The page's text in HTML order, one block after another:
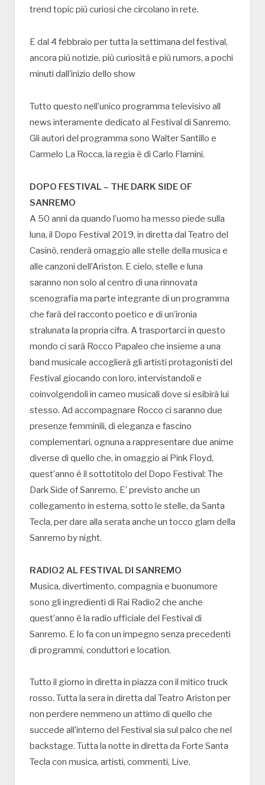
trend topic più curiosi che circolano in rete.
E dal 4 febbraio per tutta la settimana del festival,
ancora più notizie, più curiosità e più rumors, a pochi
minuti dall’inizio dello show
Tutto questo nell’unico programma televisivo all
news interamente dedicato al Festival di Sanremo.
Gli autori del programma sono Walter Santillo e
Carmelo La Rocca, la regia è di Carlo Flamini.
DOPO FESTIVAL – THE DARK SIDE OF
SANREMO
A 50 anni da quando l’uomo ha messo piede sulla
luna, il Dopo Festival 2019, in diretta dal Teatro del
Casinò, renderà omaggio alle stelle della musica e
alle canzoni dell’Ariston. E cielo, stelle e luna
saranno non solo al centro di una rinnovata
scenografia ma parte integrante di un programma
che farà del racconto poetico e di un’ironia
stralunata la propria cifra. A trasportarci in questo
mondo ci sarà Rocco Papaleo che insieme a una
band musicale accoglierà gli artisti protagonisti del
Festival giocando con loro, intervistandoli e
coinvolgendoli in cameo musicali dove si esibirà lui
stesso. Ad accompagnare Rocco ci saranno due
presenze femminili, di eleganza e fascino
complementari, ognuna a rappresentare due anime
diverse di quello che, in omaggio ai Pink Floyd,
quest’anno è il sottotitolo del Dopo Festival: The
Dark Side of Sanremo. E’ previsto anche un
collegamento in esterna, sotto le stelle, da Santa
Tecla, per dare alla serata anche un tocco glam della
Sanremo by night.
RADIO2 AL FESTIVAL DI SANREMO
Musica, divertimento, compagnia e buonumore
sono gli ingredienti di Rai Radio2 che anche
quest’anno è la radio ufficiale del Festival di
Sanremo. E lo fa con un impegno senza precedenti
di programmi, conduttori e location.
Tutto il giorno in diretta in piazza con il mitico truck
rosso. Tutta la sera in diretta dal Teatro Ariston per
non perdere nemmeno un attimo di quello che
succede all’interno del Festival sia sul palco che nel
backstage. Tutta la notte in diretta da Forte Santa
Tecla con musica, artisti, commenti, Live.